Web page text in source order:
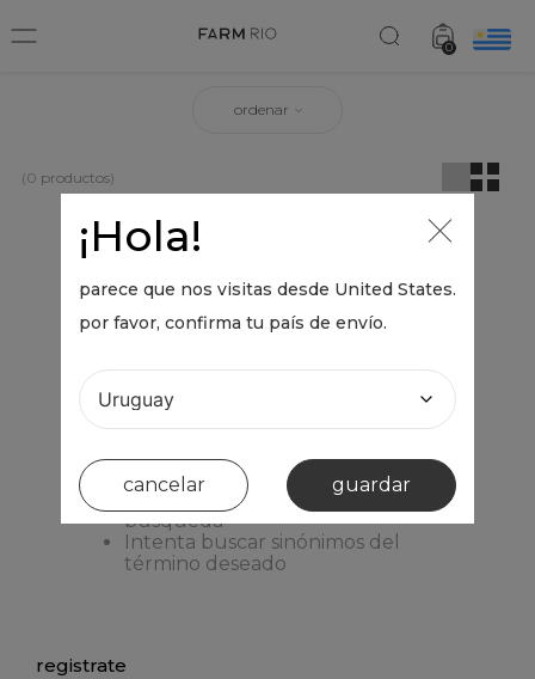
0
¡Hola!
parece que nos visitas desde United States.
por favor, confirma tu país de envío.
cancelar guardar
ordenar
0 productos
OOPS!
No se encontró ningún producto
¿Qué debo hacer?
Comprueba los términos
ingresados
Intenta utilizar una sola palabra
Utiliza términos genéricos en la
búsqueda
Intenta buscar sinónimos del
término deseado
registrate